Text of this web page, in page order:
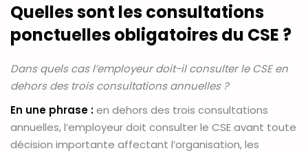
Quelles sont les consultations
ponctuelles obligatoires du CSE ?
Dans quels cas l’employeur doit-il consulter le CSE en
dehors des trois consultations annuelles ?
En une phrase :en dehors des trois consultations
annuelles, l’employeur doit consulter le CSE avant toute
décision importante affectant l’organisation, les